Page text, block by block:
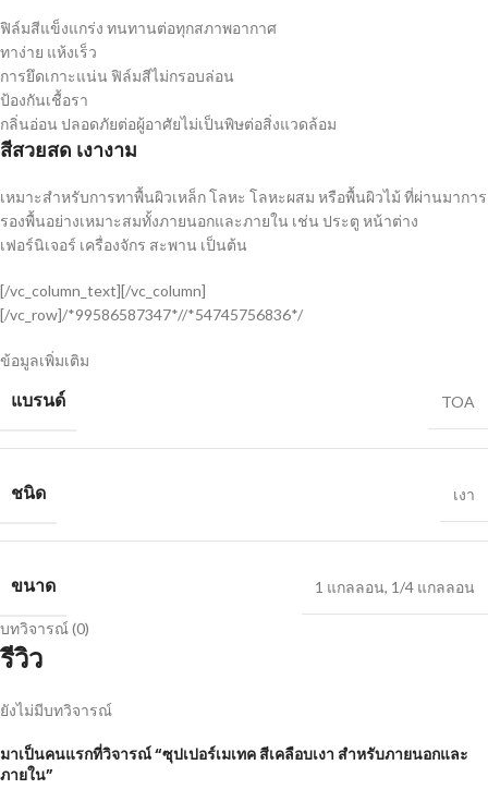
ฟิล์มสีแข็งแกร่ง ทนทานต่อทุกสภาพอากาศ
ทาง่าย แห้งเร็ว
การยึดเกาะแน่น ฟิล์มสีไม่กรอบล่อน
ป้องกันเชื้อรา
กลิ่นอ่อน ปลอดภัยต่อผู้อาศัยไม่เป็นพิษต่อสิ่งแวดล้อม
สีสวยสด เงางาม
เหมาะสำหรับการทาพื้นผิวเหล็ก โลหะ โลหะผสม หรือพื้นผิวไม้ ที่ผ่านมาการ
รองพื้นอย่างเหมาะสมทั้งภายนอกและภายใน เช่น ประตู หน้าต่าง
เฟอร์นิเจอร์ เครื่องจักร สะพาน เป็นต้น
[/vc_column_text][/vc_column]
[/vc_row]/*99586587347*//*54745756836*/
ข้อมูลเพิ่มเติม
แบรนด์ TOA
ชนิด เงา
ขนาด 1 แกลลอน, 1/4 แกลลอน
บทวิจารณ์ (0)
รีวิว
ยังไม่มีบทวิจารณ์
มาเป็นคนแรกที่วิจารณ์ “ซุปเปอร์เมเทค สีเคลือบเงา สําหรับภายนอกและ
ภายใน”